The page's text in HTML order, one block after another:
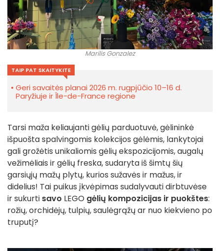
Marilis Gonzalez
TAIP PAT SKAITYKITE
Geri savaitės planai 2026 m. rugpjūčio 10–16 d.
Paryžiuje ir Île-de-France regione
Tarsi maža keliaujanti gėlių parduotuvė, gėlininkė
išpuošta spalvingomis kolekcijos gėlėmis, lankytojai
gali grožėtis unikaliomis gėlių ekspozicijomis, augalų
vežimėliais ir gėlių freska, sudaryta iš šimtų šių
garsiųjų mažų plytų, kurios sužavės ir mažus, ir
didelius! Tai puikus įkvėpimas sudalyvauti dirbtuvėse
ir sukurti savo LEGO gėlių kompozicijas ir puokštes:
rožių, orchidėjų, tulpių, saulėgrąžų ar nuo kiekvieno po
truputį?